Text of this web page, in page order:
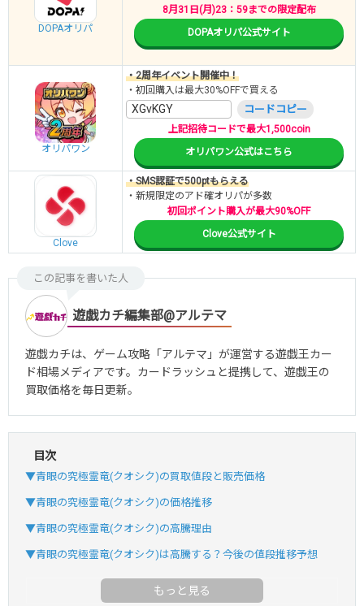
DOPAオリパ
8月31日(月)23：59までの限定配布
DOPAオリパ公式サイト
オリパワン
・2周年イベント開催中！
・初回購入は最大30%OFFで買える
XGvKGY コードコピー
上記招待コードで最大1,500coin
オリパワン公式はこちら
Clove
・SMS認証で500ptもらえる
・新規限定のアド確オリパが多数
初回ポイント購入が最大90%OFF
Clove公式サイト
この記事を書いた人
遊戯カチ編集部@アルテマ
遊戯カチは、ゲーム攻略「アルテマ」が運営する遊戯王カー
ド相場メディアです。カードラッシュと提携して、遊戯王の
買取価格を毎日更新。
目次
▼青眼の究極霊竜(クオシク)の買取値段と販売価格
▼青眼の究極霊竜(クオシク)の価格推移
▼青眼の究極霊竜(クオシク)の高騰理由
▼青眼の究極霊竜(クオシク)は高騰する？今後の値段推移予想